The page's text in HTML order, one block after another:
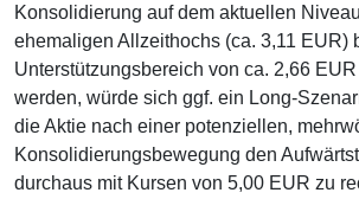
Konsolidierung auf dem aktuellen
ehemaligen Allzeithochs (ca. 3,11 EUR)
Unterstützungsbereich von ca. 2,66
werden, würde sich ggf. ein Long-
die Aktie nach einer potenziellen,
Konsolidierungsbewegung den
durchaus mit Kursen von 5,00 EUR zu